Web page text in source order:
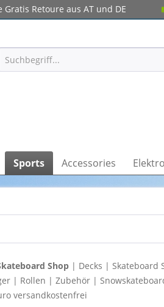
Gratis Retoure aus AT und DE
Sports Accessories
Shop | Decks | Skateboard
| Rollen | Zubehör |
versandkostenfrei